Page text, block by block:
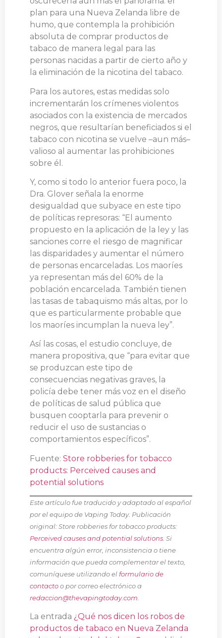
plan para una Nueva Zelanda libre de
humo, que contempla la prohibición
absoluta de comprar productos de
tabaco de manera legal para las
personas nacidas a partir de cierto año y
la eliminación de la nicotina del tabaco.
Para los autores, estas medidas solo
incrementarán los crímenes violentos
asociados con la existencia de mercados
negros, que resultarían beneficiados si el
tabaco con nicotina se vuelve –aun más–
valioso al aumentar las prohibiciones
sobre él.
Y, como si todo lo anterior fuera poco, la
Dra. Glover señala la enorme
desigualdad que subyace en este tipo
de políticas represoras: “El aumento
propuesto en la aplicación de la ley y las
sanciones corre el riesgo de magnificar
las disparidades y aumentar el número
de personas encarceladas. Los maoríes
ya representan más del 60% de la
población encarcelada. También tienen
las tasas de tabaquismo más altas, por lo
que es particularmente probable que
los maoríes incumplan la nueva ley”.
Así las cosas, el estudio concluye, de
manera propositiva, que “para evitar que
se produzcan este tipo de
consecuencias negativas graves, la
policía debe tener más voz en el diseño
de políticas de salud pública que
busquen cooptarla para prevenir o
reducir el uso de sustancias o
comportamientos específicos”.
Fuente: Store robberies for tobacco
products: Perceived causes and
potential solutions
Este artículo fue traducido y adaptado al español
por el equipo de Vaping Today. Publicación
original: Store robberies for tobacco products:
Perceived causes and potential solutions . Si
encuentra algún error, inconsistencia o tiene
información que pueda complementar el texto,
comuníquese utilizando elformulario de
contactoo por correo electrónico a
redaccion@thevapingtoday.com
La entrada ¿Qué nos dicen los robos de
productos de tabaco en Nueva Zelanda